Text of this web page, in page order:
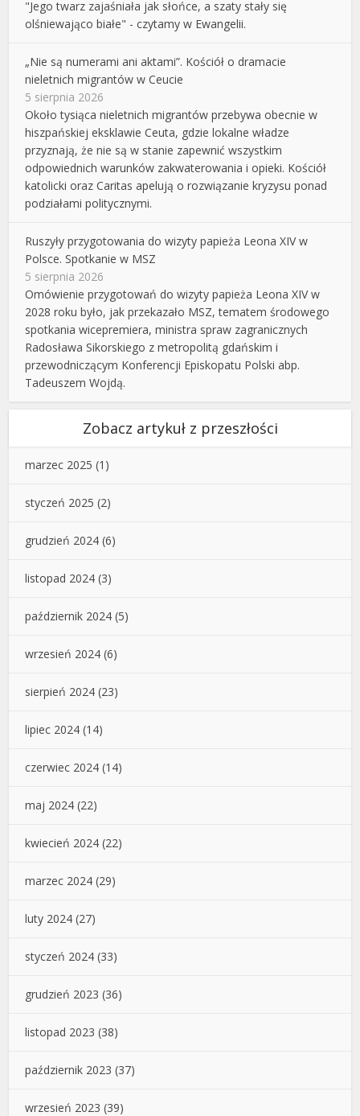
"Jego twarz zajaśniała jak słońce, a szaty stały się
olśniewająco białe" - czytamy w Ewangelii.
„Nie są numerami ani aktami”. Kościół o dramacie
nieletnich migrantów w Ceucie
5 sierpnia 2026
Około tysiąca nieletnich migrantów przebywa obecnie w
hiszpańskiej eksklawie Ceuta, gdzie lokalne władze
przyznają, że nie są w stanie zapewnić wszystkim
odpowiednich warunków zakwaterowania i opieki. Kościół
katolicki oraz Caritas apelują o rozwiązanie kryzysu ponad
podziałami politycznymi.
Ruszyły przygotowania do wizyty papieża Leona XIV w
Polsce. Spotkanie w MSZ
5 sierpnia 2026
Omówienie przygotowań do wizyty papieża Leona XIV w
2028 roku było, jak przekazało MSZ, tematem środowego
spotkania wicepremiera, ministra spraw zagranicznych
Radosława Sikorskiego z metropolitą gdańskim i
przewodniczącym Konferencji Episkopatu Polski abp.
Tadeuszem Wojdą.
Zobacz artykuł z przeszłości
marzec 2025 (1)
styczeń 2025 (2)
grudzień 2024 (6)
listopad 2024 (3)
październik 2024 (5)
wrzesień 2024 (6)
sierpień 2024 (23)
lipiec 2024 (14)
czerwiec 2024 (14)
maj 2024 (22)
kwiecień 2024 (22)
marzec 2024 (29)
luty 2024 (27)
styczeń 2024 (33)
grudzień 2023 (36)
listopad 2023 (38)
październik 2023 (37)
wrzesień 2023 (39)